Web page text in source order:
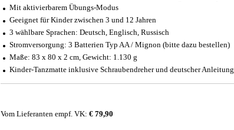
Mit aktivierbarem Übungs-Modus
Geeignet für Kinder zwischen 3 und 12 Jahren
3 wählbare Sprachen: Deutsch, Englisch, Russisch
Stromversorgung: 3 Batterien Typ AA / Mignon (bitte dazu bestellen)
Maße: 83 x 80 x 2 cm, Gewicht: 1.130 g
Kinder-Tanzmatte inklusive Schraubendreher und deutscher Anleitung
Vom Lieferanten empf. VK: € 79,90